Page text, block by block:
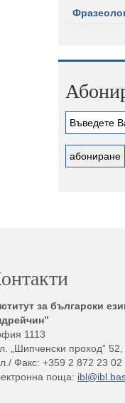
за български
1113
„Шипченски проход” 52,
Факс: +359 2 872 23 02
поща: